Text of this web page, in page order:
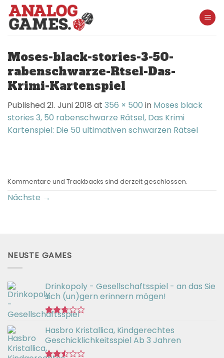
Skip
content
Moses-black-stories-3-50-
rabenschwarze-Rtsel-Das-
Krimi-Kartenspiel
Published21. Juni 2018 at 356 × 500 in Moses black
stories 3, 50 rabenschwarze Rätsel, Das Krimi
Kartenspiel: Die 50 ultimativen schwarzen Rätsel
Kommentare und Trackbacks sind derzeit geschlossen.
Nächste →
NEUSTE GAMES
Drinkopoly - Gesellschaftsspiel - an das Sie
sich (un)gern erinnern mögen!
Bewertet
mit
2.67
von 5
Hasbro Kristallica, Kindgerechtes
Geschicklichkeitsspiel Ab 3 Jahren